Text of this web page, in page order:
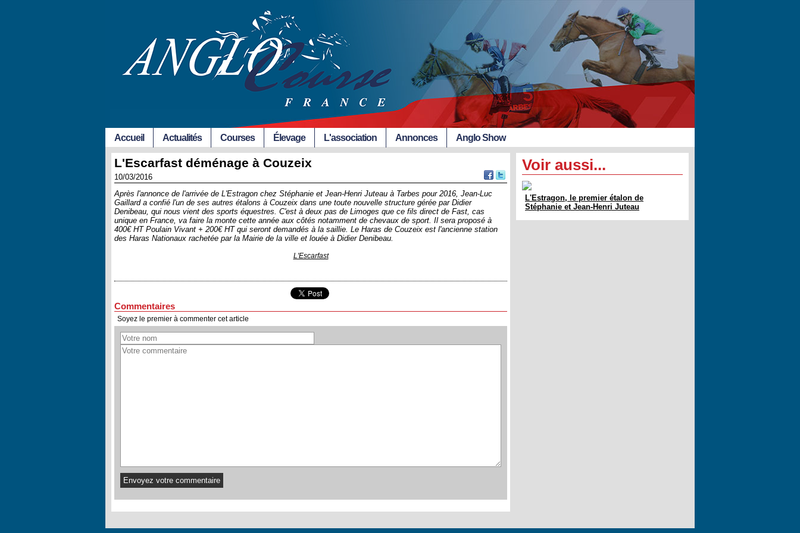
Accueil Actualités Courses Élevage L'association Annonces Anglo Show
L'Escarfast déménage à Couzeix
10/03/2016
Après l'annonce de l'arrivée de L'Estragon chez Stéphanie et Jean-Henri Juteau à Tarbes pour 2016, Jean-Luc
Gaillard a confié l'un de ses autres étalons à Couzeix dans une toute nouvelle structure gérée par Didier
Denibeau, qui nous vient des sports équestres. C'est à deux pas de Limoges que ce fils direct de Fast, cas
unique en France, va faire la monte cette année aux côtés notamment de chevaux de sport. Il sera proposé à
400€ HT Poulain Vivant + 200€ HT qui seront demandés à la saillie. Le Haras de Couzeix est l'ancienne station
des Haras Nationaux rachetée par la Mairie de la ville et louée à Didier Denibeau.
L'Escarfast
Commentaires
Soyez le premier à commenter cet article
Voir aussi...
L'Estragon, le premier étalon de
Stéphanie et Jean-Henri Juteau